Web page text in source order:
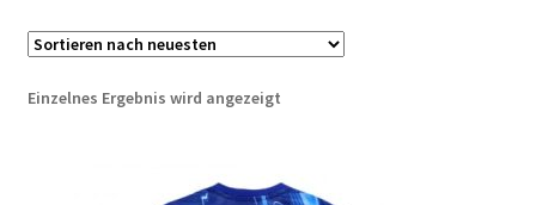
Kontaktiere uns
Mein Konto
Einzelnes Ergebnis wird angezeigt